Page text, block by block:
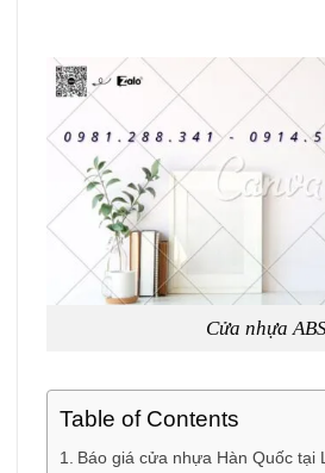
Cửa nhựa
Table of Contents
Báo giá cửa nhựa Hàn Quốc tại